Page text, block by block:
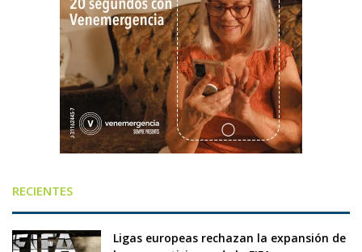
RECIENTES
Ligas europeas rechazan la expansión de